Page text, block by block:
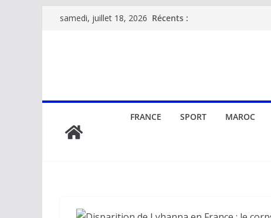
Passersamedi, juillet 18, 2026 Récents :
FRANCE SPORT MAROC